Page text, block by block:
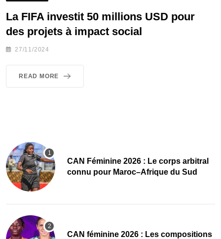
La FIFA investit 50 millions USD pour
des projets à impact social
27/11/2024
READ MORE
‎CAN Féminine 2026 : Le corps arbitral
connu pour Maroc–Afrique du Sud
‎CAN féminine 2026 : Les compositions